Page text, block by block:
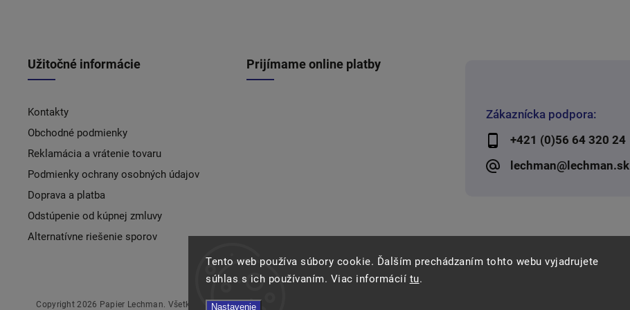
Tento web používa súbory cookie. Ďalším prechádzaním tohto webu vyjadrujete
súhlas s ich používaním. Viac informácií tu.
Nastavenie
Zákaznícka podpora:
+421 (0)56 64 320 24
lechman@lechman.sk
Užitočné informácie
Kontakty
Obchodné podmienky
Reklamácia a vrátenie tovaru
Podmienky ochrany osobných údajov
Doprava a platba
Odstúpenie od kúpnej zmluvy
Alternatívne riešenie sporov
Prijímame online platby
Copyright 2026 Papier Lechman . Všetky práva vyhradené.